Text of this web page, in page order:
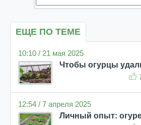
ЕЩЕ ПО ТЕМЕ
10:10 / 21 мая 2025
Чтобы огурцы
12:54 / 7 апреля 2025
Личный опыт: